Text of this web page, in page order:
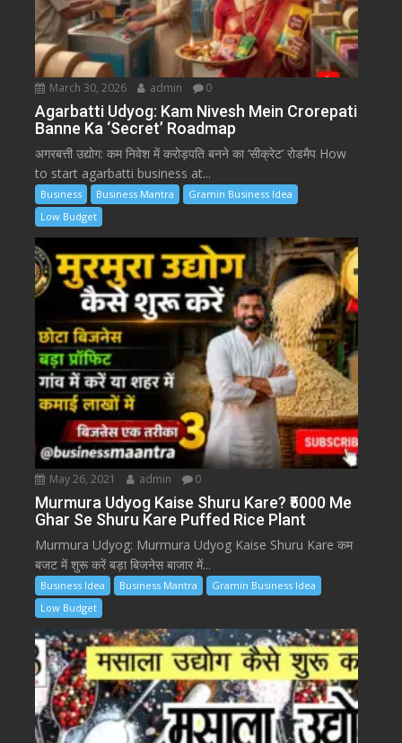
March 30, 2026 admin 0
Agarbatti Udyog: Kam Nivesh Mein Crorepati
Banne Ka ‘Secret’ Roadmap
अगरबत्ती उद्योग: कम निवेश में करोड़पति बनने का ‘सीक्रेट’ रोडमैप How
to start agarbatti business at...
Business Business Mantra
Gramin Business Idea
Low Budget
May 26, 2021 admin 0
Murmura Udyog Kaise Shuru Kare? ₹5000 Me
Ghar Se Shuru Kare Puffed Rice Plant
Murmura Udyog: Murmura Udyog Kaise Shuru Kare कम
बजट में शुरू करें बड़ा बिजनेस बाजार में...
Business Idea Business Mantra
Gramin Business Idea
Low Budget